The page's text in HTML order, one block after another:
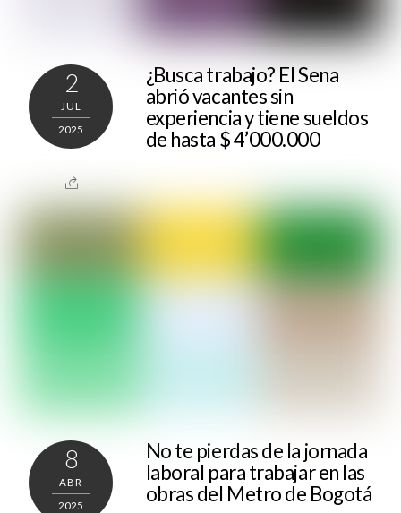
2
JUL
2025
¿Busca trabajo? El Sena
abrió vacantes sin
experiencia y tiene sueldos
de hasta $ 4’000.000
8
ABR
2025
No te pierdas de la jornada
laboral para trabajar en las
obras del Metro de Bogotá